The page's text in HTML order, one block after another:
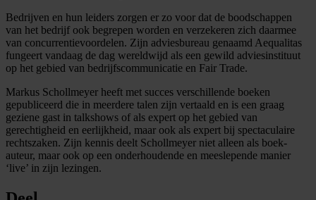
Bedrijven en hun leiders zorgen er zo voor dat de boodschappen
van het bedrijf ook begrepen worden en verzekeren zich daarmee
van concurrentievoordelen. Zijn adviesbureau genaamd Aequalitas
fungeert vandaag de dag wereldwijd als een gewild adviesinstituut
op het gebied van bedrijfscommunicatie en Fair Trade.
Markus Schollmeyer heeft met succes verschillende boeken
gepubliceerd die in meerdere talen zijn vertaald en is een graag
geziene gast in talkshows of als expert op het gebied van
gerechtigheid en eerlijkheid, maar ook als expert bij spectaculaire
rechtszaken. Zijn kennis deelt Schollmeyer niet alleen als boek-
auteur, maar ook op een onderhoudende en meeslepende manier
‘live’ in zijn lezingen.